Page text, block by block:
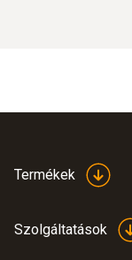
Termékek
Szolgáltatások